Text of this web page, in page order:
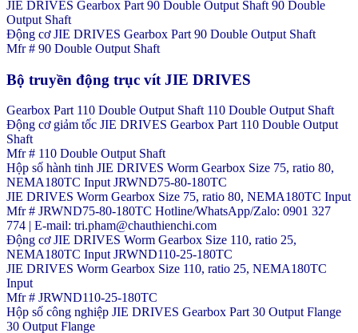
JIE DRIVES Gearbox Part 90 Double Output Shaft 90 Double
Output Shaft
Động cơ JIE DRIVES Gearbox Part 90 Double Output Shaft
Mfr # 90 Double Output Shaft
Bộ truyền động trục vít JIE DRIVES
Gearbox Part 110 Double Output Shaft 110 Double Output Shaft
Động cơ giảm tốc JIE DRIVES Gearbox Part 110 Double Output
Shaft
Mfr # 110 Double Output Shaft
Hộp số hành tinh JIE DRIVES Worm Gearbox Size 75, ratio 80,
NEMA180TC Input JRWND75-80-180TC
JIE DRIVES Worm Gearbox Size 75, ratio 80, NEMA180TC Input
Mfr # JRWND75-80-180TC Hotline/WhatsApp/Zalo: 0901 327
774 | E-mail: tri.pham@chauthienchi.com
Động cơ JIE DRIVES Worm Gearbox Size 110, ratio 25,
NEMA180TC Input JRWND110-25-180TC
JIE DRIVES Worm Gearbox Size 110, ratio 25, NEMA180TC
Input
Mfr # JRWND110-25-180TC
Hộp số công nghiệp JIE DRIVES Gearbox Part 30 Output Flange
30 Output Flange